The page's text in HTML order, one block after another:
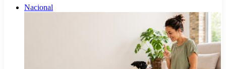
Nacional